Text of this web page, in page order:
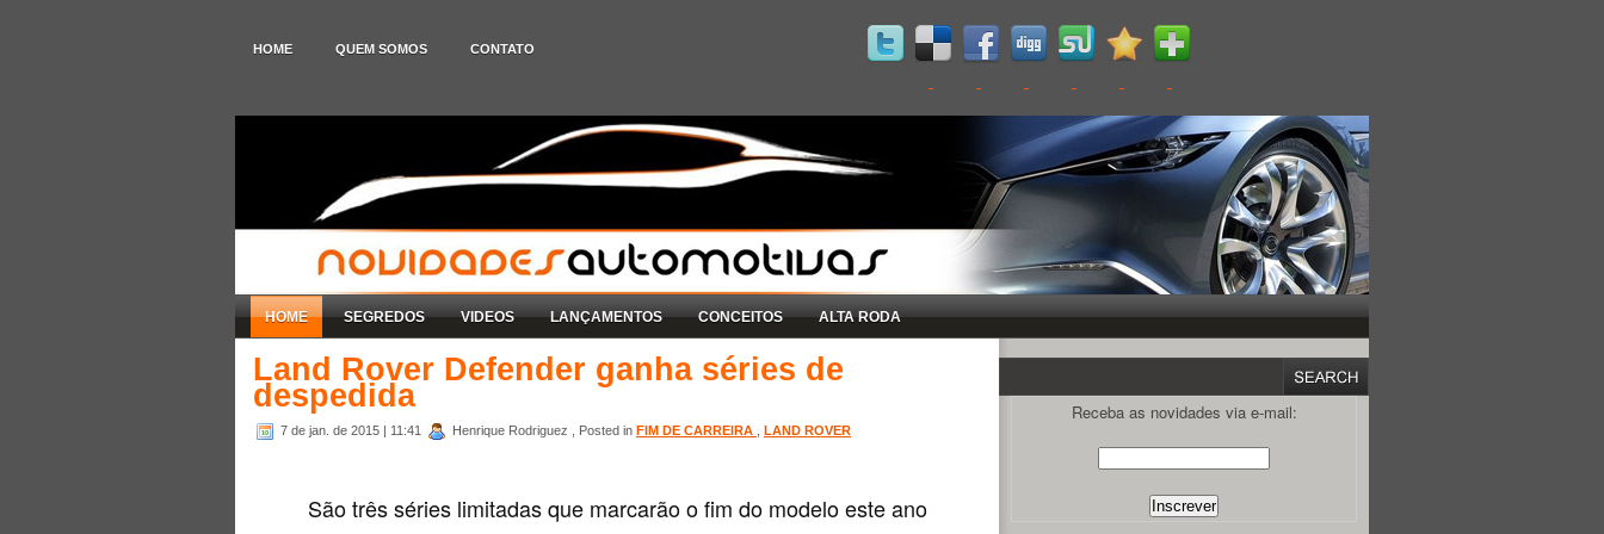
HOME QUEM SOMOS CONTATO
HOME SEGREDOS VIDEOS LANÇAMENTOS CONCEITOS ALTA RODA
Land Rover Defender ganha séries de
despedida
7 de jan. de 2015 | 11:41 Henrique Rodriguez , Posted in FIM DE CARREIRA LAND ROVER
São três séries limitadas que marcarão o fim do modelo este ano
Receba as novidades via e-mail: